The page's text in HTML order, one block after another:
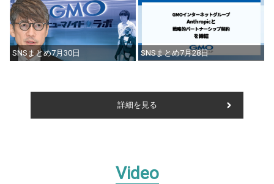
SNSまとめ7月30日 SNSまとめ7月28日
詳細を見る
Video